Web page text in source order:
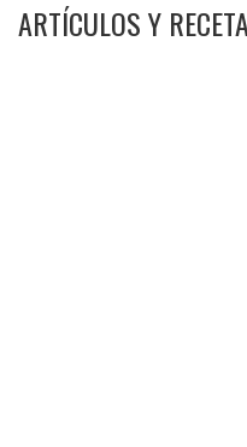
ARTÍCULOS Y